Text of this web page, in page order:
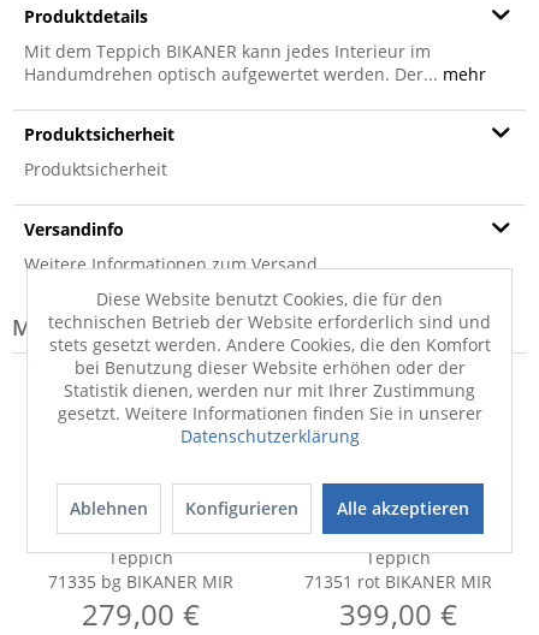
Produktdetails
Mit dem Teppich BIKANER kann jedes Interieur im
Handumdrehen optisch aufgewertet werden. Der... mehr
Produktsicherheit
Produktsicherheit
Versandinfo
Weitere Informationen zum Versand...
Modell-Familie: BIKANER
Teppich
71335 bg BIKANER MIR
279,00 €
Teppich
71351 rot BIKANER MIR
399,00 €
Diese Website benutzt Cookies, die für den
technischen Betrieb der Website erforderlich sind und
stets gesetzt werden. Andere Cookies, die den Komfort
bei Benutzung dieser Website erhöhen oder der
Statistik dienen, werden nur mit Ihrer Zustimmung
gesetzt. Weitere Informationen finden Sie in unserer
Datenschutzerklärung
Ablehnen Konfigurieren Alle akzeptieren